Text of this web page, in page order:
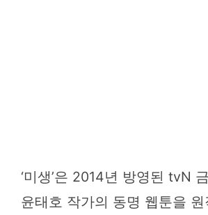
‘미생’은 2014년 방영된 tvN
윤태호 작가의 동명 웹툰을 원